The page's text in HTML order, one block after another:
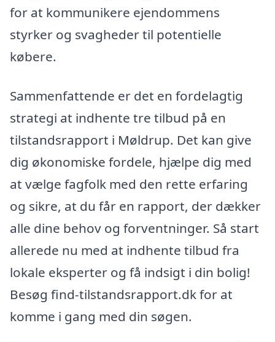
for at kommunikere ejendommens
styrker og svagheder til potentielle
købere.
Sammenfattende er det en fordelagtig
strategi at indhente tre tilbud på en
tilstandsrapport i Møldrup. Det kan give
dig økonomiske fordele, hjælpe dig med
at vælge fagfolk med den rette erfaring
og sikre, at du får en rapport, der dækker
alle dine behov og forventninger. Så start
allerede nu med at indhente tilbud fra
lokale eksperter og få indsigt i din bolig!
Besøg find-tilstandsrapport.dk for at
komme i gang med din søgen.